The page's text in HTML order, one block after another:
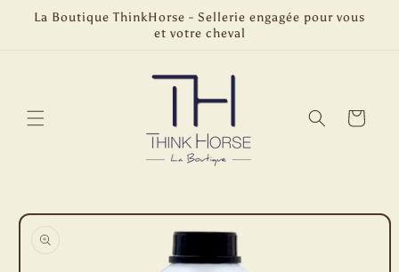
passer
La Boutique ThinkHorse - Sellerie engagée pour vous
et votre cheval
Panier
Passer aux
produits